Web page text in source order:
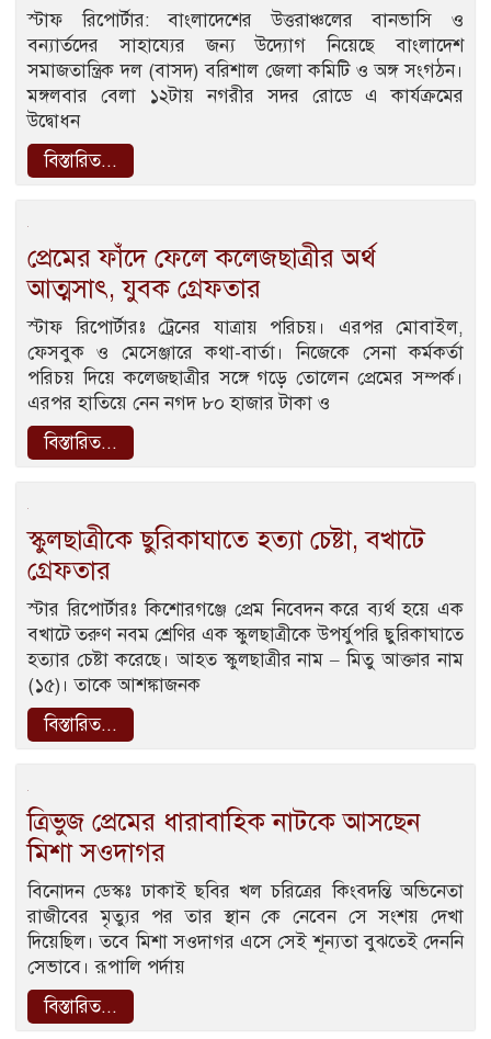
স্টাফ রিপোর্টার: বাংলাদেশের উত্তরাঞ্চলের বানভাসি ও
বন্যার্তদের সাহায্যের জন্য উদ্যোগ নিয়েছে বাংলাদেশ
সমাজতান্ত্রিক দল (বাসদ) বরিশাল জেলা কমিটি ও অঙ্গ সংগঠন।
মঙ্গলবার বেলা ১২টায় নগরীর সদর রোডে এ কার্যক্রমের
উদ্বোধন
বিস্তারিত...
প্রেমের ফাঁদে ফেলে কলেজছাত্রীর অর্থ
আত্মসাৎ, যুবক গ্রেফতার
স্টাফ রিপোর্টারঃ ট্রেনের যাত্রায় পরিচয়। এরপর মোবাইল,
ফেসবুক ও মেসেঞ্জারে কথা-বার্তা। নিজেকে সেনা কর্মকর্তা
পরিচয় দিয়ে কলেজছাত্রীর সঙ্গে গড়ে তোলেন প্রেমের সম্পর্ক।
এরপর হাতিয়ে নেন নগদ ৮০ হাজার টাকা ও
বিস্তারিত...
স্কুলছাত্রীকে ছুরিকাঘাতে হত্যা চেষ্টা, বখাটে
গ্রেফতার
স্টার রিপোর্টারঃ কিশোরগঞ্জে প্রেম নিবেদন করে ব্যর্থ হয়ে এক
বখাটে তরুণ নবম শ্রেণির এক স্কুলছাত্রীকে উপর্যুপরি ছুরিকাঘাতে
হত্যার চেষ্টা করেছে। আহত স্কুলছাত্রীর নাম – মিতু আক্তার নাম
(১৫)। তাকে আশঙ্কাজনক
বিস্তারিত...
ত্রিভুজ প্রেমের ধারাবাহিক নাটকে আসছেন
মিশা সওদাগর
বিনোদন ডেস্কঃ ঢাকাই ছবির খল চরিত্রের কিংবদন্তি অভিনেতা
রাজীবের মৃত্যুর পর তার স্থান কে নেবেন সে সংশয় দেখা
দিয়েছিল। তবে মিশা সওদাগর এসে সেই শূন্যতা বুঝতেই দেননি
সেভাবে। রূপালি পর্দায়
বিস্তারিত...